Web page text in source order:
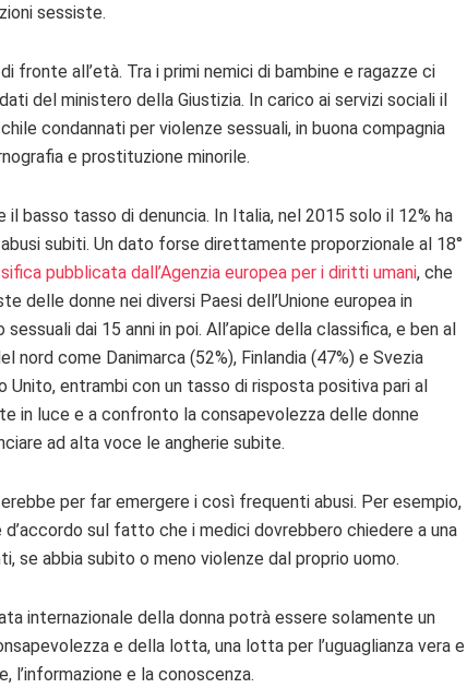
sessiste.
all’età. Tra i primi nemici di bambine e ragazze ci
del ministero della Giustizia. In carico ai servizi sociali il
condannati per violenze sessuali, in buona compagnia
e prostituzione minorile.
basso tasso di denuncia. In Italia, nel 2015 solo il 12% ha
subiti. Un dato forse direttamente proporzionale al 18°
pubblicata dall’Agenzia europea per i diritti umani, che
donne nei diversi Paesi dell’Unione europea in
dai 15 anni in poi. All’apice della classifica, e ben al
nord come Danimarca (52%), Finlandia (47%) e Svezia
Unito, entrambi con un tasso di risposta positiva pari al
in luce e a confronto la consapevolezza delle donne
ad alta voce le angherie subite.
per far emergere i così frequenti abusi. Per esempio,
sul fatto che i medici dovrebbero chiedere a una
se abbia subito o meno violenze dal proprio uomo.
internazionale della donna potrà essere solamente un
e della lotta, una lotta per l’uguaglianza vera e
l’informazione e la conoscenza.